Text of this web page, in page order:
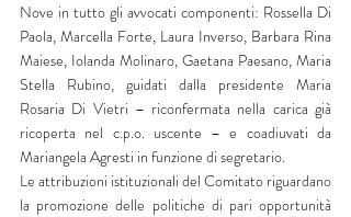
Nove in tutto gli avvocati componenti: Rossella Di
Paola, Marcella Forte, Laura Inverso, Barbara Rina
Maiese, Iolanda Molinaro, Gaetana Paesano, Maria
Stella Rubino, guidati dalla presidente Maria
Rosaria Di Vietri – riconfermata nella carica già
ricoperta nel c.p.o. uscente – e coadiuvati da
Mariangela Agresti in funzione di segretario.
Le attribuzioni istituzionali del Comitato riguardano
la promozione delle politiche di pari opportunità